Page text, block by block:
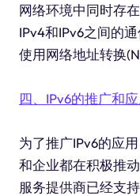
网络环境中同时存
IPv4和IPv6之间的
使用网络地址转换
四、IPv6的推广和
为了推广IPv6的应
和企业都在积极推
服务提供商已经支